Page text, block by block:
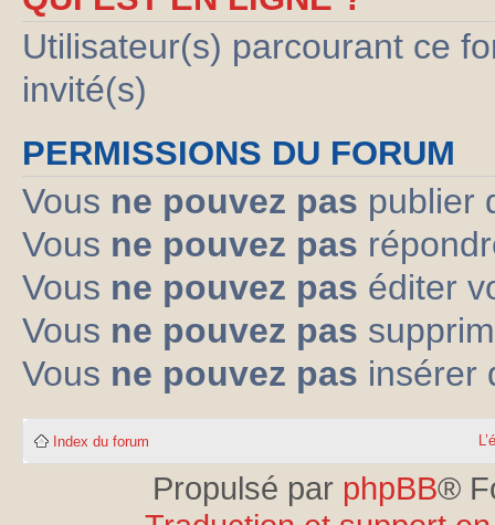
Utilisateur(s) parcourant ce
invité(s)
PERMISSIONS DU FORUM
Vous ne pouvez pas publier
Vous ne pouvez pas
Vous ne pouvez pas éditer
Vous ne pouvez pas
Vous ne pouvez pas insérer
Index du forum
Propulsé par phpBB®